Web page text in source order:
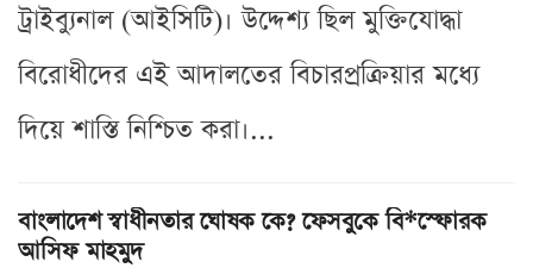
ট্রাইব্যুনাল (আইসিটি)। উদ্দেশ্য ছিল মুক্তিযোদ্ধা
বিরোধীদের এই আদালতের বিচারপ্রক্রিয়ার মধ্যে
দিয়ে শাস্তি নিশ্চিত করা।...
বাংলাদেশ স্বাধীনতার ঘোষক কে? ফেসবুকে বি*স্ফোরক
আসিফ মাহমুদ